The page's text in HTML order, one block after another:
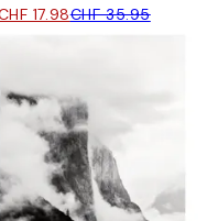
17.98CHF 35.95